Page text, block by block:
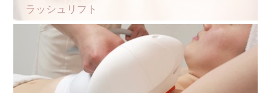
ラッシュリフト